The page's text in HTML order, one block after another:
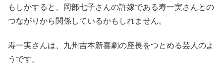
もしかすると、岡部七子さんの許嫁である寿一実さんとの
つながりから関係しているかもしれません。
寿一実さんは、九州吉本新喜劇の座長をつとめる芸人のよ
うです。